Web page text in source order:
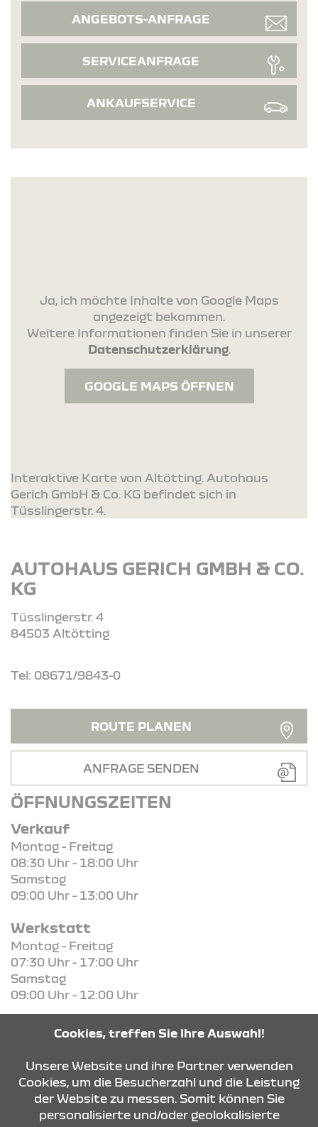
ANGEBOTS-ANFRAGE
SERVICEANFRAGE
ANKAUFSERVICE
Ja, ich möchte Inhalte von Google Maps
angezeigt bekommen.
Weitere Informationen finden Sie in unserer
Datenschutzerklärung.
GOOGLE MAPS ÖFFNEN
Interaktive Karte von Altötting. Autohaus
Gerich GmbH & Co. KG befindet sich in
Tüsslingerstr. 4.
AUTOHAUS GERICH GMBH & CO.
KG
Tüsslingerstr. 4
84503 Altötting
Tel: 08671/9843-0
ROUTE PLANEN
ANFRAGE SENDEN
ÖFFNUNGSZEITEN
Verkauf
Montag - Freitag
08:30 Uhr - 18:00 Uhr
Samstag
09:00 Uhr - 13:00 Uhr
Werkstatt
Montag - Freitag
07:30 Uhr - 17:00 Uhr
Samstag
09:00 Uhr - 12:00 Uhr
Ersatzteile
07:30 Uhr - 17:00 Uhr
KONTAKT & ANFAHRT
Cookies, treffen Sie Ihre Auswahl!
Unsere Website und ihre Partner verwenden
Cookies, um die Besucherzahl und die Leistung
der Website zu messen. Somit können Sie
personalisierte und/oder geolokalisierte